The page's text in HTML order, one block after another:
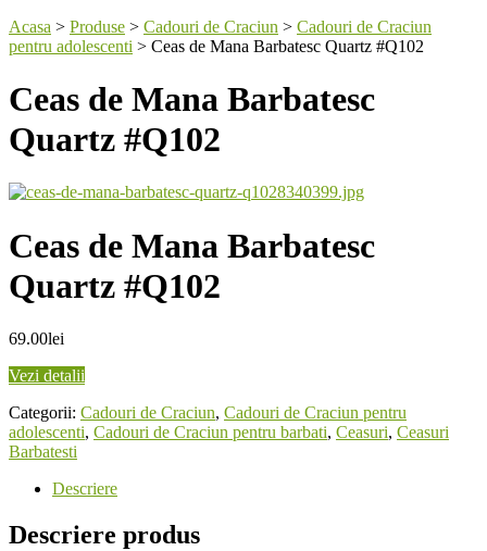
Acasa > Produse > Cadouri de Craciun > Cadouri de Craciun
pentru adolescenti > Ceas de Mana Barbatesc Quartz #Q102
Ceas de Mana Barbatesc
Quartz #Q102
Ceas de Mana Barbatesc
Quartz #Q102
69.00lei
Vezi detalii
Categorii: Cadouri de Craciun, Cadouri de Craciun pentru
adolescenti, Cadouri de Craciun pentru barbati, Ceasuri, Ceasuri
Barbatesti
Descriere
Descriere produs